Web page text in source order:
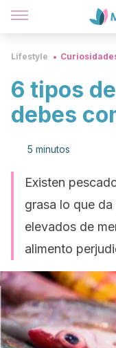
Lifestyle
6 tipos
debes
5 minutos
Existen
grasa lo que
elevados de
alimento